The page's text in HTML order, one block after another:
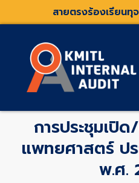
สายตรงร้องเรียน
การประชุมเปิ
แพทยศาสตร์ ป
พ.ศ.